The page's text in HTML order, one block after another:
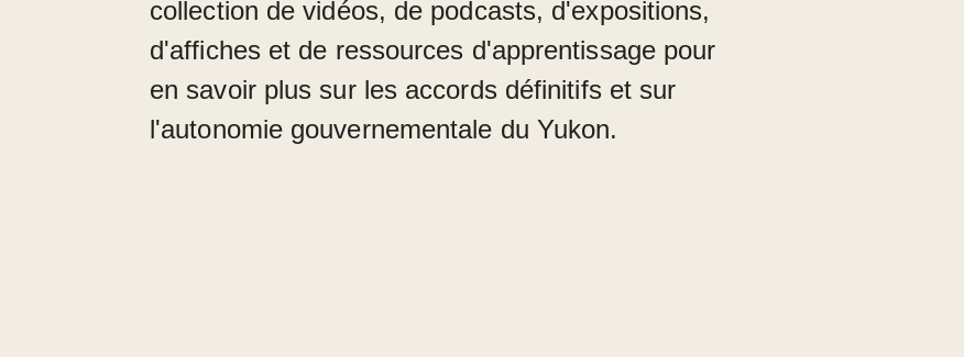
collection de vidéos, de podcasts, d'expositions,
d'affiches et de ressources d'apprentissage pour
en savoir plus sur les accords définitifs et sur
l'autonomie gouvernementale du Yukon.